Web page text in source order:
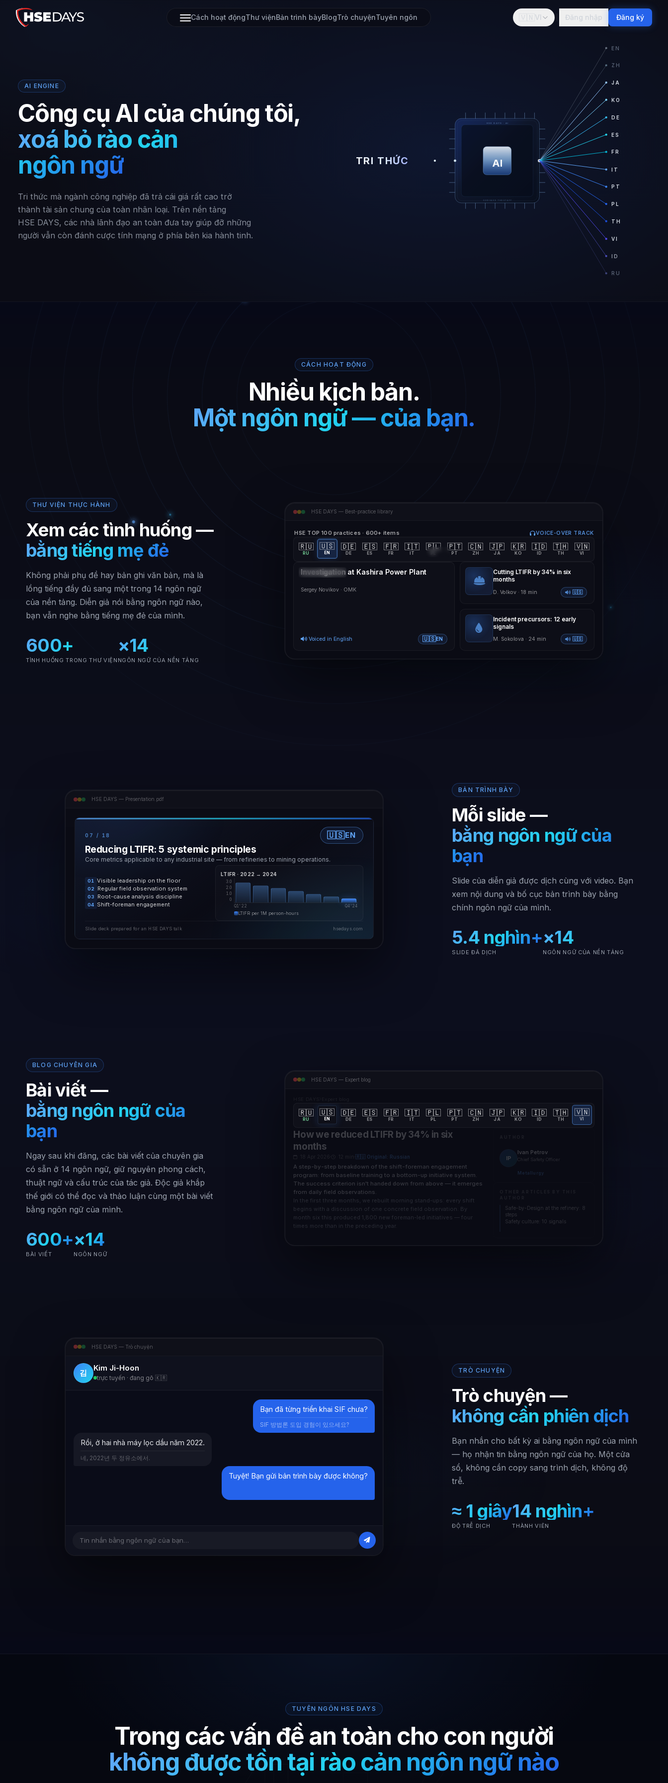
Cách hoạt độngThư việnBản trình bàyBlogTrò chuyệnTuyên ngôn 🇻🇳VI Đăng nhập Đăng ký
AI ENGINE
Công cụ AI của chúng tôi,
xoá bỏ rào cản
ngôn ngữ
Tri thức mà ngành công nghiệp đã trả cái giá rất cao trở
thành tài sản chung của toàn nhân loại. Trên nền tảng
HSE DAYS, các nhà lãnh đạo an toàn đưa tay giúp đỡ những
người vẫn còn đánh cược tính mạng ở phía bên kia hành tinh.
TRI THỨC
HSE DAYS · AI
GOD SAVE THE STAFF
AI
EN
ZH
JA
KO
DE
ES
FR
IT
PT
PL
TH
VI
ID
RU
CÁCH HOẠT ĐỘNG
Nhiều kịch bản.
Một ngôn ngữ — của bạn.
THƯ VIỆN THỰC HÀNH
Xem các tình huống —
bằng tiếng mẹ đẻ
Không phải phụ đề hay bản ghi văn bản, mà là
lồng tiếng đầy đủ sang một trong 14 ngôn ngữ
của nền tảng. Diễn giả nói bằng ngôn ngữ nào,
bạn vẫn nghe bằng tiếng mẹ đẻ của mình.
600+
TÌNH HUỐNG TRONG THƯ VIỆN
×14
NGÔN NGỮ CỦA NỀN TẢNG
HSE DAYS — Best-practice library
HSE TOP 100 practices · 600+ items VOICE-OVER TRACK
🇷🇺
RU
🇺🇸
EN
🇩🇪
DE
🇪🇸
ES
🇫🇷
FR
🇮🇹
IT
🇵🇱 🇵🇹
PT
🇨🇳
ZH
🇯🇵
JA
🇰🇷
KO
🇮🇩
ID
🇹🇭
TH
🇻🇳
VI
DUB · 2024
Investigation at Kashira Power Plant
Sergey Novikov · OMK
Voiced in English 🇺🇸EN
Cutting LTIFR by 34% in six
months
D. Volkov · 18 min 🇺🇸
Incident precursors: 12 early
signals
M. Sokolova · 24 min 🇺🇸
BẢN TRÌNH BÀY
Mỗi slide —
bằng ngôn ngữ của
bạn
Slide của diễn giả được dịch cùng với video. Bạn
xem nội dung và bố cục bản trình bày bằng
chính ngôn ngữ của mình.
5.4 nghìn+
SLIDE ĐÃ DỊCH
×14
NGÔN NGỮ CỦA NỀN TẢNG
HSE DAYS — Presentation.pdf
07 / 18 🇺🇸EN
Reducing LTIFR: 5 systemic principles
Core metrics applicable to any industrial site — from refineries to mining operations.
01 Visible leadership on the floor
02 Regular field observation system
03 Root-cause analysis discipline
04 Shift-foreman engagement
LTIFR · 2022 → 2024
3.0
2.0
1.0
0
Q1'22
Q4'24
LTIFR per 1M person-hours
Slide deck prepared for an HSE DAYS talk hsedays.com
BLOG CHUYÊN GIA
Bài viết —
bằng ngôn ngữ của
bạn
Ngay sau khi đăng, các bài viết của chuyên gia
có sẵn ở 14 ngôn ngữ, giữ nguyên phong cách,
thuật ngữ và cấu trúc của tác giả. Độc giả khắp
thế giới có thể đọc và thảo luận cùng một bài viết
bằng ngôn ngữ của mình.
600+
BÀI VIẾT
×14
NGÔN NGỮ
HSE DAYS — Expert blog
🇷🇺
RU
🇺🇸
EN
🇩🇪
DE
🇪🇸
ES
🇫🇷
FR
🇮🇹
IT
🇵🇱
PL
🇵🇹
PT
🇨🇳
ZH
🇯🇵
JA
🇰🇷
KO
🇮🇩
ID
🇹🇭
TH
🇻🇳
VI
How we reduced LTIFR by 34% in six
months
18 Apr 2026 🇷🇺 Original: Russian
A step-by-step breakdown of the shift-foreman engagement
program: from baseline training to a bottom-up initiative system.
The success criterion isn't handed down from above — it emerges
from daily field observations.
In the first three months, we rebuilt morning stand-ups: every shift
begins with a discussion of one concrete field observation. By
month six this produced 1,800 new foreman-led initiatives — four
times more than in the preceding year.
IP
Ivan Petrov
Chief Safety Officer
Metallurgy
Safe-by-Design at the refinery: 8
steps
Safety culture: 10 signals
TRÒ CHUYỆN
Trò chuyện —
không cần phiên dịch
Bạn nhắn cho bất kỳ ai bằng ngôn ngữ của mình
— họ nhận tin bằng ngôn ngữ của họ. Một cửa
sổ, không cần copy sang trình dịch, không độ
trễ.
≈ 1 giây
ĐỘ TRỄ DỊCH
14 nghìn+
THÀNH VIÊN
HSE DAYS — Trò chuyện
김
Kim Ji-Hoon
trực tuyến · đang gõ 🇰🇷
Bạn đã từng triển khai SIF chưa?
SIF 방법론 도입 경험이 있으세요?
Rồi, ở hai nhà máy lọc dầu năm 2022.
네, 2022년 두 정유소에서.
Tuyệt! Bạn gửi bản trình bày được không?
TUYÊN NGÔN HSE DAYS
Trong các vấn đề an toàn cho con người
không được tồn tại rào cản ngôn ngữ nào